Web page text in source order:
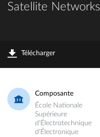
Satellite Networks
Télécharger
Composante
École Nationale
Supérieure
d'Électrotechnique
d'Électronique